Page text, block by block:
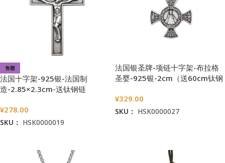
售罄
法国十字架-925银-法国制
造-2.85×2.3cm-送钛钢链
¥278.00
SKU： HSK0000019
法国银圣牌-项链十字架-布拉格
圣婴-925银-2cm（送60cm钛钢
¥329.00
SKU： HSK0000027